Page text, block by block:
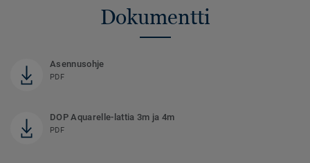
Dokumentti
Asennusohje
PDF
DOP Aquarelle-lattia 3m ja 4m
PDF